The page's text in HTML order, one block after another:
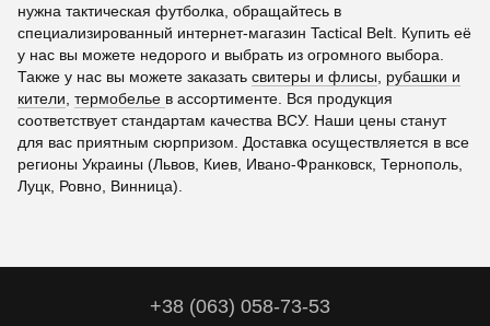
нужна тактическая футболка, обращайтесь в
специализированный интернет-магазин Tactical Belt. Купить её
у нас вы можете недорого и выбрать из огромного выбора.
Также у нас вы можете заказать свитеры и флисы
рубашки и
кители термобелье в ассортименте. Вся продукция
соответствует стандартам качества ВСУ. Наши цены станут
для вас приятным сюрпризом. Доставка осуществляется в все
регионы Украины (Львов, Киев, Ивано-Франковск, Тернополь,
Луцк, Ровно, Винница).
+38 (063) 058-73-53